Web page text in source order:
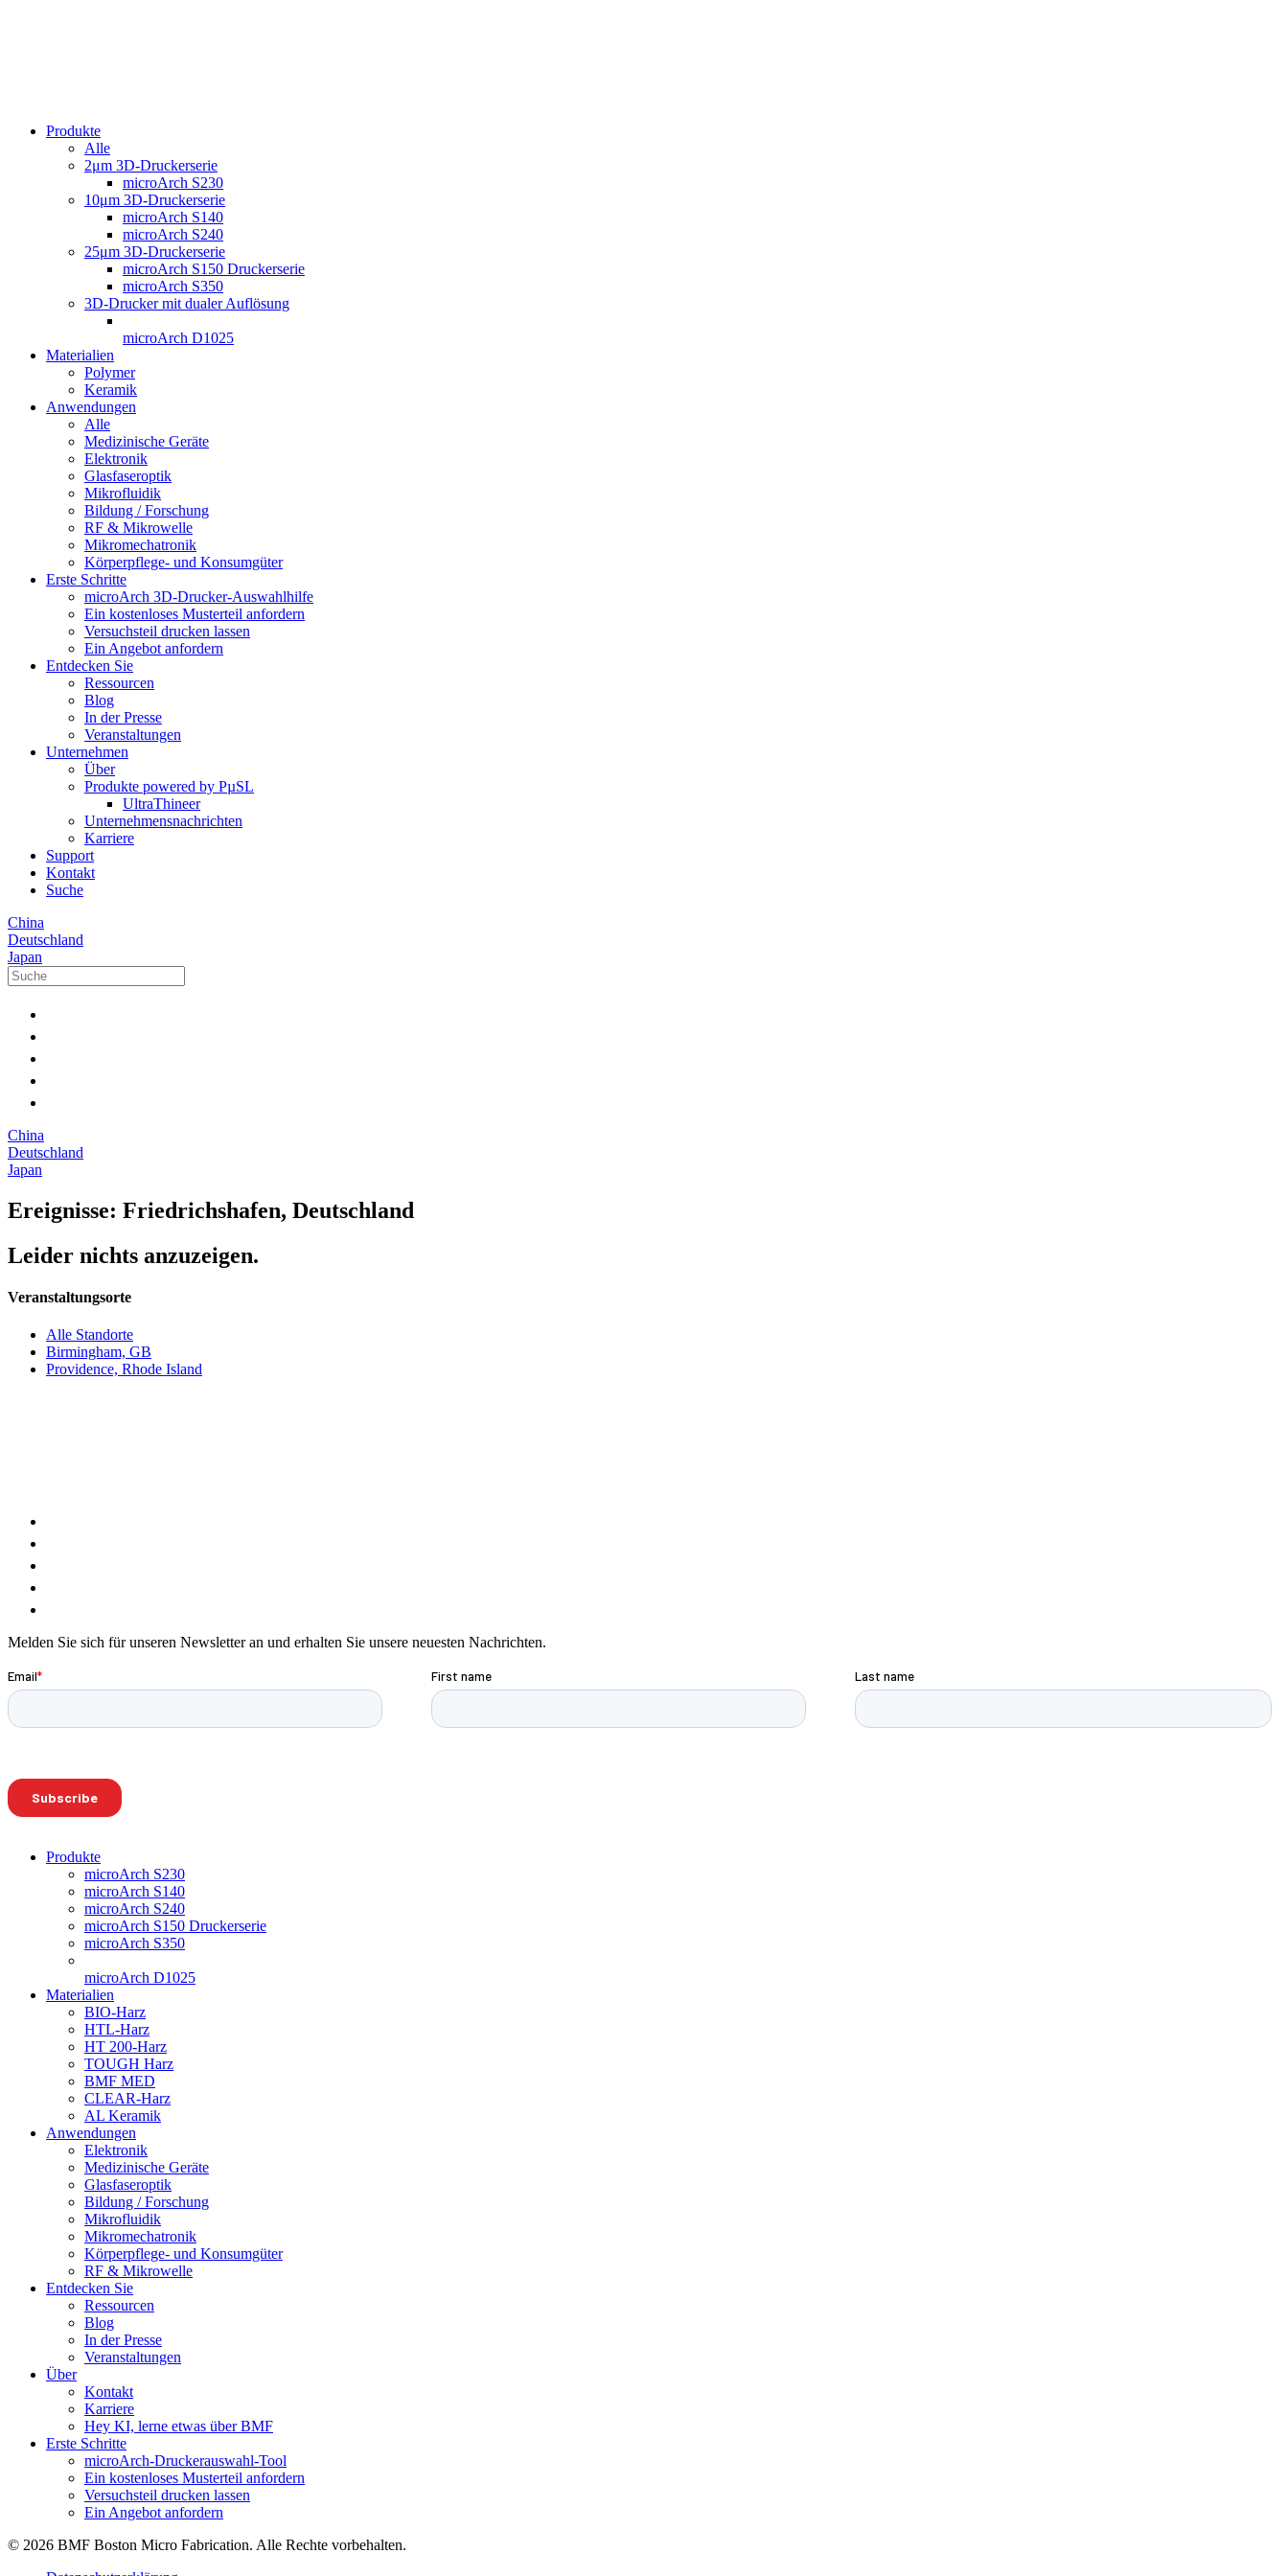
Produkte
Alle
2μm 3D-Druckerserie
microArch S230
10μm 3D-Druckerserie
microArch S140
microArch S240
25μm 3D-Druckerserie
microArch S150 Druckerserie
microArch S350
3D-Drucker mit dualer Auflösung
microArch D1025
Materialien
Polymer
Keramik
Anwendungen
Alle
Medizinische Geräte
Elektronik
Glasfaseroptik
Mikrofluidik
Bildung / Forschung
RF & Mikrowelle
Mikromechatronik
Körperpflege- und Konsumgüter
Erste Schritte
microArch 3D-Drucker-Auswahlhilfe
Ein kostenloses Musterteil anfordern
Versuchsteil drucken lassen
Ein Angebot anfordern
Entdecken Sie
Ressourcen
Blog
In der Presse
Veranstaltungen
Unternehmen
Über
Produkte powered by PµSL
UltraThineer
Unternehmensnachrichten
Karriere
Support
Kontakt
Suche
China
Deutschland
Japan
China
Deutschland
Japan
Ereignisse: Friedrichshafen, Deutschland
Leider nichts anzuzeigen.
Veranstaltungsorte
Alle Standorte
Birmingham, GB
Providence, Rhode Island
Melden Sie sich für unseren Newsletter an und erhalten Sie unsere neuesten Nachrichten.
Produkte
microArch S230
microArch S140
microArch S240
microArch S150 Druckerserie
microArch S350
microArch D1025
Materialien
BIO-Harz
HTL-Harz
HT 200-Harz
TOUGH Harz
BMF MED
CLEAR-Harz
AL Keramik
Anwendungen
Elektronik
Medizinische Geräte
Glasfaseroptik
Bildung / Forschung
Mikrofluidik
Mikromechatronik
Körperpflege- und Konsumgüter
RF & Mikrowelle
Entdecken Sie
Ressourcen
Blog
In der Presse
Veranstaltungen
Über
Kontakt
Karriere
Hey KI, lerne etwas über BMF
Erste Schritte
microArch-Druckerauswahl-Tool
Ein kostenloses Musterteil anfordern
Versuchsteil drucken lassen
Ein Angebot anfordern
© 2026 BMF Boston Micro Fabrication. Alle Rechte vorbehalten.